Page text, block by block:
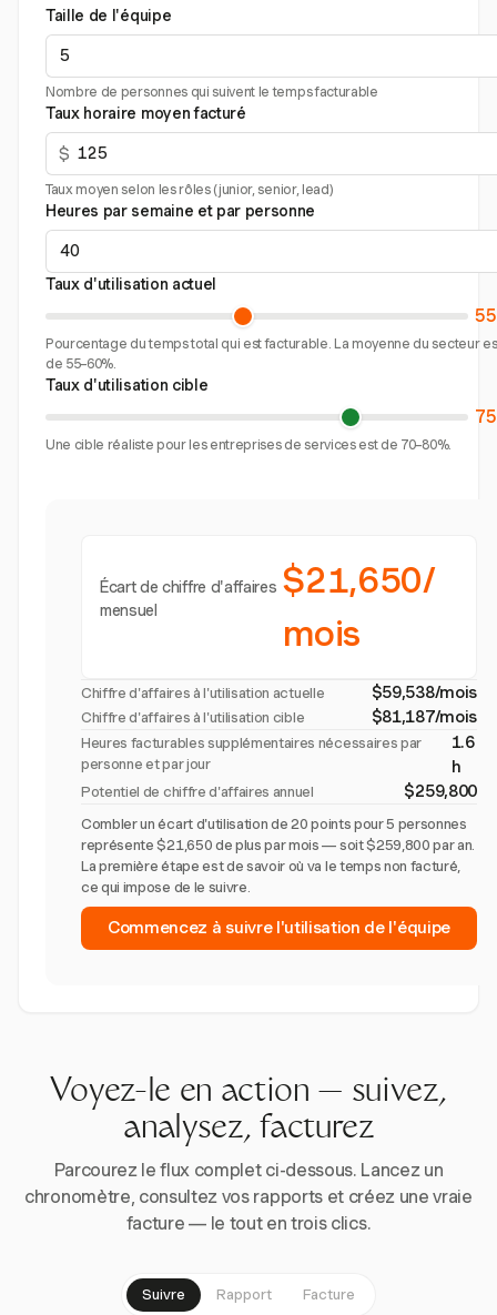
Taille de l'équipe
Nombre de personnes qui suivent le temps facturable
Taux horaire moyen facturé
$
Taux moyen selon les rôles (junior, senior, lead)
Heures par semaine et par personne
Taux d'utilisation actuel
Pourcentage du temps total qui est facturable. La moyenne du secteur
de 55–60%.
Taux d'utilisation cible
Une cible réaliste pour les entreprises de services est de 70–80%.
Écart de chiffre d'affaires
mensuel
$21,650/
mois
Chiffre d'affaires à l'utilisation actuelle $59,538/mois
Chiffre d'affaires à l'utilisation cible $81,187/mois
Heures facturables supplémentaires nécessaires par
personne et par jour
1.6
h
Potentiel de chiffre d'affaires annuel $259,800
Combler un écart d'utilisation de 20 points pour 5 personnes
représente $21,650 de plus par mois — soit $259,800 par an.
La première étape est de savoir où va le temps non facturé,
ce qui impose de le suivre.
Commencez à suivre l'utilisation de l'équipe
Voyez-le en action — suivez,
analysez, facturez
Parcourez le flux complet ci-dessous. Lancez un
chronomètre, consultez vos rapports et créez une vraie
facture — le tout en trois clics.
Suivre Rapport Facture